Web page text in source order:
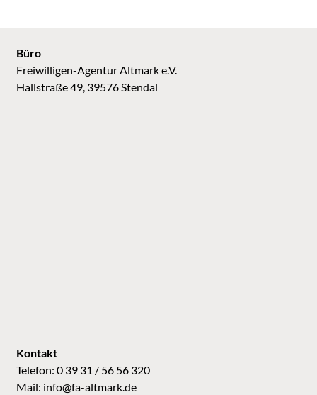
Kontakt
Telefon: 0 39 31 / 56 56 320
Mail: info@fa-altmark.de
Büro
Freiwilligen-Agentur Altmark e.V.
Hallstraße 49, 39576 Stendal